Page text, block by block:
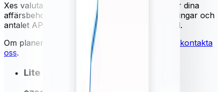
Xes valutadata API ger pålitliga växelkurser för dina
affärsbehov. Välj frekvensen för kursuppdateringar och
antalet API-hastighetsförfrågningar per månad.
Om planerna nedan inte uppfyller dina behov, kontakta
oss.
Lite